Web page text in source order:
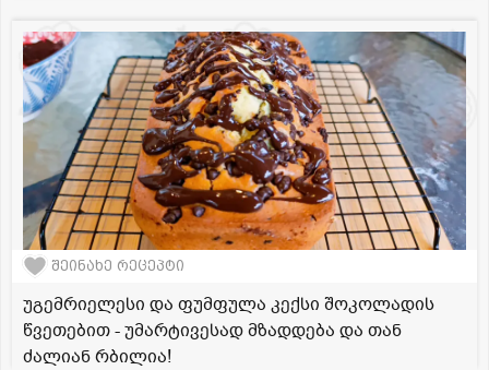
შეინახე რეცეპტი
უგემრიელესი და ფუმფულა კექსი შოკოლადის
წვეთებით - უმარტივესად მზადდება და თან
ძალიან რბილია!